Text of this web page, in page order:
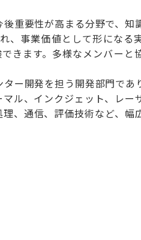
重要性が高まる分野で、知
、事業価値として形になる
きます。多様なメンバーと
ー開発を担う開発部門であ
ル、インクジェット、レー
、通信、評価技術など、幅